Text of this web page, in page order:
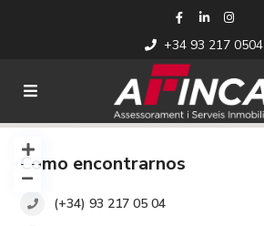
+34 93 217 0504
Como encontrarnos
(+34) 93 217 05 04cargando...